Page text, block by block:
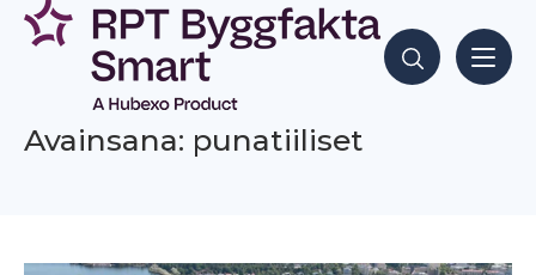
Siirry
sisältöön
Hae sisältöjä
Avainsana: punatiiliset